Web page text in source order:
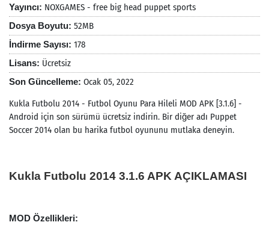
Yayıncı: NOXGAMES - free big head puppet sports
Dosya Boyutu: 52MB
İndirme Sayısı: 178
Lisans: Ücretsiz
Son Güncelleme: Ocak 05, 2022
Kukla Futbolu 2014 - Futbol Oyunu Para Hileli MOD APK [3.1.6] -
Android için son sürümü ücretsiz indirin. Bir diğer adı Puppet
Soccer 2014 olan bu harika futbol oyununu mutlaka deneyin.
Kukla Futbolu 2014 3.1.6 APK AÇIKLAMASI
MOD Özellikleri: